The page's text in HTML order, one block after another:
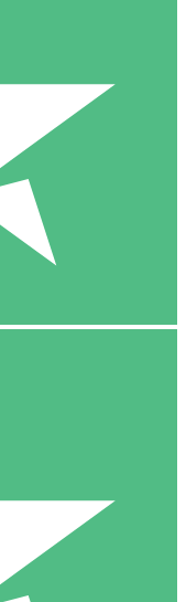
Sin compromiso